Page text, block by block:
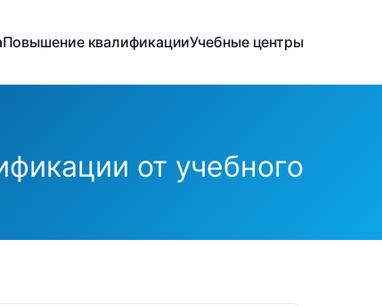
Повышение квалификацииУчебные центры
от учебного